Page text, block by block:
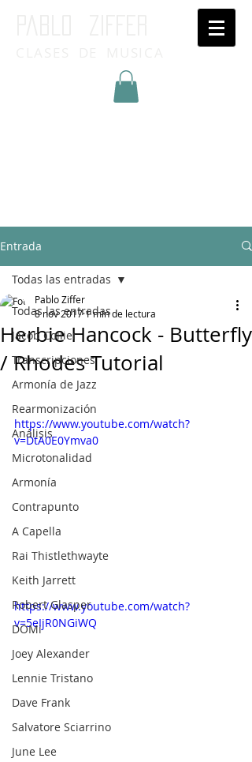
Entrada
Todas las entradas
Jacob Collier
Transcripciones
Armonía de Jazz
Rearmonización
Análisis
Microtonalidad
Armonía
Contrapunto
A Capella
Rai Thistlethwayte
Keith Jarrett
Robert Glasper
DOMi
Joey Alexander
Lennie Tristano
Dave Frank
Salvatore Sciarrino
June Lee
Todas las entradas
Herbie Hancock - Butterfly
/ Rhodes Tutorial
Pablo Ziffer
8 nov 20171 min de lectura
https://www.youtube.com/watch?
v=DtA0E0Ymva0
https://www.youtube.com/watch?
v=5eIjR0NGiWQ